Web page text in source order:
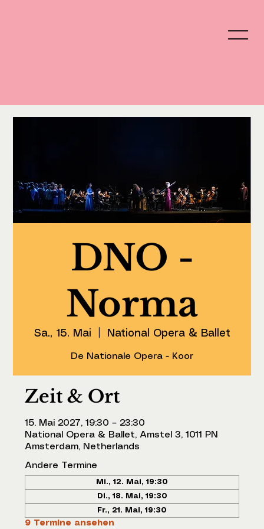
DNO -
Norma
Sa., 15. Mai National Opera & Ballet
De Nationale Opera - Koor
Zeit & Ort
15. Mai 2027, 19:30 – 23:30
National Opera & Ballet, Amstel 3, 1011 PN
Amsterdam, Netherlands
Andere Termine
Mi., 12. Mai, 19:30
Di., 18. Mai, 19:30
Fr., 21. Mai, 19:30
9 Termine ansehen